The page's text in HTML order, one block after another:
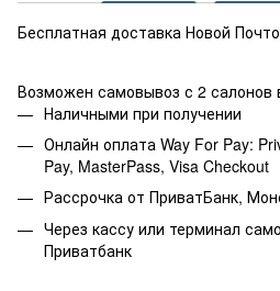
Бесплатная доставка Новой
Возможен самовывоз с 2 салонов
Наличными при получении
Онлайн оплата Way For Pay:
Pay, MasterPass, Visa Checkout
Рассрочка от ПриватБанк,
Через кассу или терминал
Приватбанк